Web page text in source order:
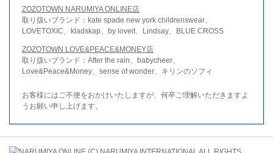
ZOZOTOWN NARUMIYA ONLINE店
取り扱いブランド：kate spade new york childrenswear、
LOVETOXIC、kladskap、by loveit、Lindsay、BLUE CROSS
ZOZOTOWN LOVE&PEACE&MONEY店
取り扱いブランド：After the rain、babycheer、
Love&Peace&Money、sense of wonder、キリンのソフィ
お客様にはご不便をおかけいたしますが、何卒ご理解いただきますよ
うお願い申し上げます。